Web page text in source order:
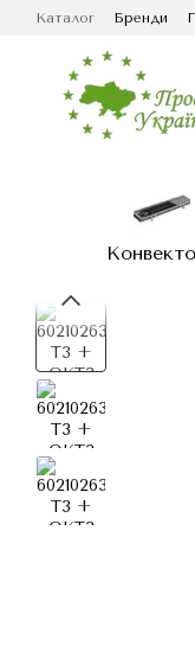
Перейти до
Каталог Бренди